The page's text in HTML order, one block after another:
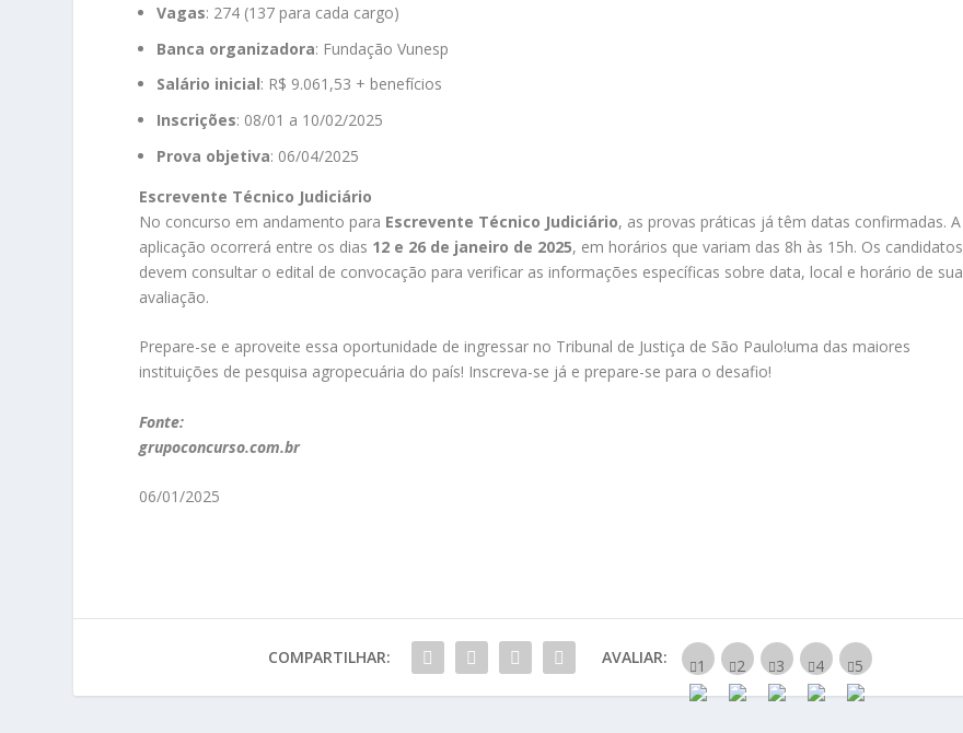
Vagas: 274 (137 para cada cargo)
Banca organizadora: Fundação Vunesp
Salário inicial: R$ 9.061,53 + benefícios
Inscrições: 08/01 a 10/02/2025
Prova objetiva: 06/04/2025
Escrevente Técnico Judiciário
No concurso em andamento para Escrevente Técnico Judiciário, as provas práticas já têm datas confirmadas. A
aplicação ocorrerá entre os dias 12 e 26 de janeiro de 2025, em horários que variam das 8h às 15h. Os candidatos
devem consultar o edital de convocação para verificar as informações específicas sobre data, local e horário de sua
avaliação.
Prepare-se e aproveite essa oportunidade de ingressar no Tribunal de Justiça de São Paulo!uma das maiores
instituições de pesquisa agropecuária do país! Inscreva-se já e prepare-se para o desafio!
Fonte:
grupoconcurso.com.br
06/01/2025
COMPARTILHAR: AVALIAR: